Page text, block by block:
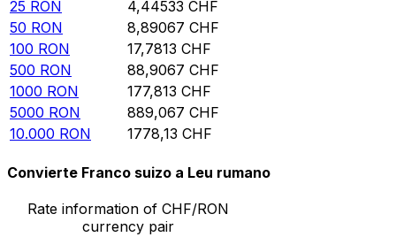
25 RON 4,44533 CHF
50 RON 8,89067 CHF
100 RON 17,7813 CHF
500 RON 88,9067 CHF
1000 RON 177,813 CHF
5000 RON 889,067 CHF
10.000 RON 1778,13 CHF
Convierte Franco suizo a Leu rumano
Rate information of CHF/RON
currency pair